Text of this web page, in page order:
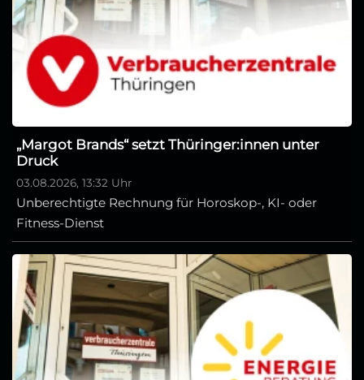
„Margot Brands“ setzt Thüringer:innen unter
Druck
03.08.2026, 13:32 Uhr
Unberechtigte Rechnung für Horoskop-, KI- oder
Fitness-Dienst